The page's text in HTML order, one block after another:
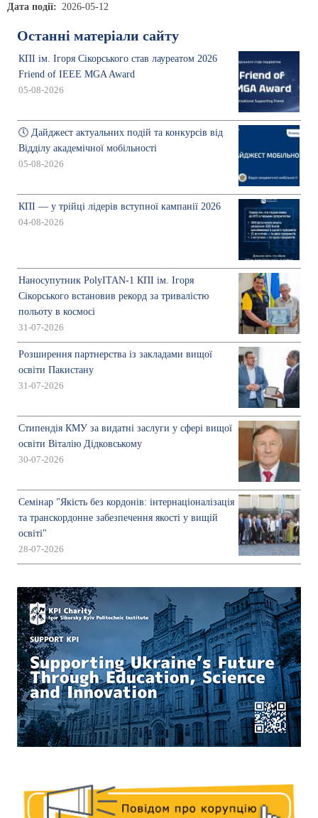
Дата події 2026-05-12
Останні матеріали сайту
КПІ ім. Ігоря Сікорського став лауреатом 2026
Friend of IEEE MGA Award
05-08-2026
🕔 Дайджест актуальних подій та конкурсів від
Відділу академічної мобільності
05-08-2026
КПІ — у трійці лідерів вступної кампанії 2026
04-08-2026
Наносупутник PolyITAN-1 КПІ ім. Ігоря
Сікорського встановив рекорд за тривалістю
польоту в космосі
31-07-2026
Розширення партнерства із закладами вищої
освіти Пакистану
31-07-2026
Стипендія КМУ за видатні заслуги у сфері вищої
освіти Віталію Дідковському
30-07-2026
Семінар "Якість без кордонів: інтернаціоналізація
та транскордонне забезпечення якості у вищій
освіті"
28-07-2026